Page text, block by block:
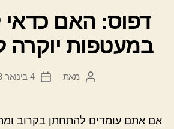
דפוס: האם
במעטפות יוקרה
המחבר
מאת
תאריך
4 בינואר 2013
אם אתם עומדים להתחתן בקרוב